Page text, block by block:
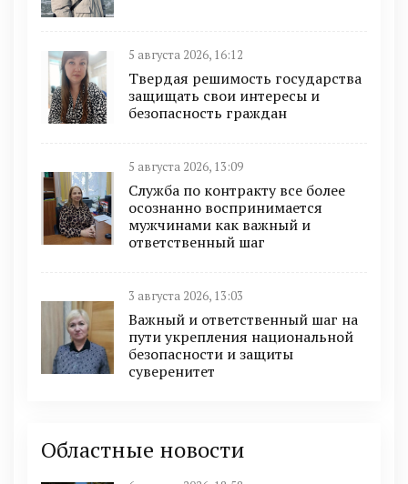
5 августа 2026, 16:12
Твердая решимость государства
защищать свои интересы и
безопасность граждан
5 августа 2026, 13:09
Служба по контракту все более
осознанно воспринимается
мужчинами как важный и
ответственный шаг
3 августа 2026, 13:03
Важный и ответственный шаг на
пути укрепления национальной
безопасности и защиты
суверенитет
Областные новости